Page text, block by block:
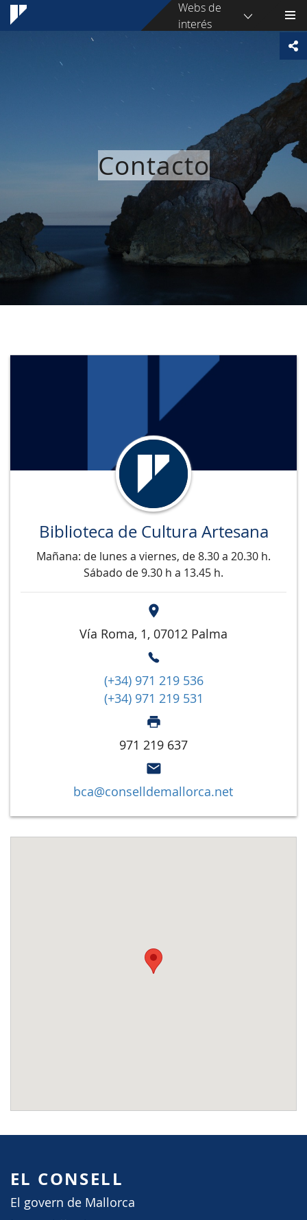
Webs de
interés
Contacto
Biblioteca de Cultura Artesana
Mañana: de lunes a viernes, de 8.30 a 20.30 h.
Sábado de 9.30 h a 13.45 h.
Vía Roma, 1, 07012 Palma
(+34) 971 219 536
(+34) 971 219 531
971 219 637
bca@conselldemallorca.net
EL CONSELL
El govern de Mallorca